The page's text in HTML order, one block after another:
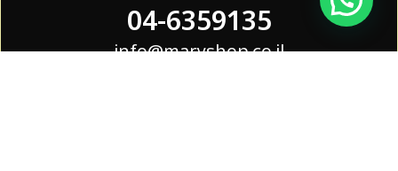
04-6359135
info@maryshop.co.il